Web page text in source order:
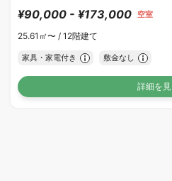
¥90,000 - ¥173,000 空室
25.61㎡〜 / 12階建て
家具・家電付き 敷金なし
詳細を